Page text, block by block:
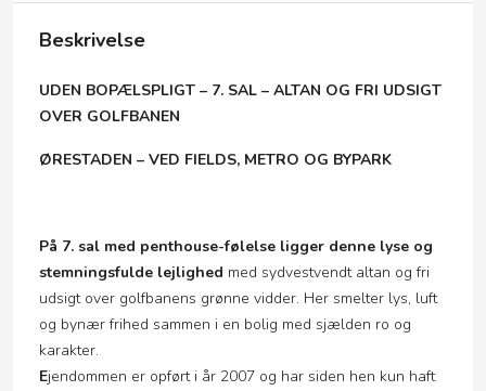
Beskrivelse
UDEN BOPÆLSPLIGT – 7. SAL – ALTAN OG FRI UDSIGT
OVER GOLFBANEN
ØRESTADEN – VED FIELDS, METRO OG BYPARK
På 7. sal med penthouse-følelse ligger denne lyse og
stemningsfulde lejlighed med sydvestvendt altan og fri
udsigt over golfbanens grønne vidder. Her smelter lys, luft
og bynær frihed sammen i en bolig med sjælden ro og
karakter.
Ejendommen er opført i år 2007 og har siden hen kun haft